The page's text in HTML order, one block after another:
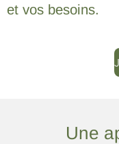
et vos besoins.
Une